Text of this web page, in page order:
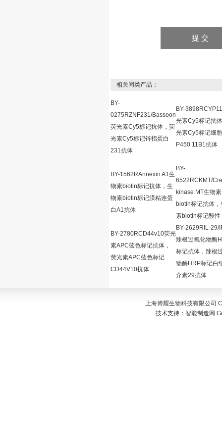
相关同类产品：
BY-
0275RZNF231/Bassoon
荧光素Cy5标记抗体，荧
光素Cy5标记锌指蛋白
231抗体
BY-
光素Cy5标记抗
光素Cy5标记细
P450 11B1抗体
BY-1562RAnnexin A1生
物素biotin标记抗体，生
物素biotin标记膜粘连蛋
白A1抗体
BY-
6522RCKMT/
kinase MT生物素
biotin标记抗体，
素biotin标记酸性
BY-2780RCD44v10荧光
素APC蓝色标记抗体，
荧光素APC蓝色标记
CD44V10抗体
BY-2629RIL-29/
辣根过氧化物酶
标记抗体，辣根
物酶HRP标记白
介素29抗体
上海博耀生物科技有限公司
技术支持： 智能制造网